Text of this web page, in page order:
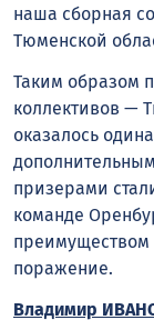
наша сборная
Тюменской
Таким образом
коллективов —
оказалось
призерами
команде
поражение.
Владимир